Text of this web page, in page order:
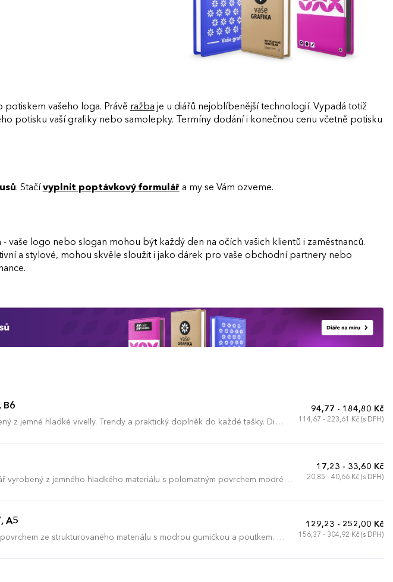
potiskem vašeho loga. Právě ražba je u diářů nejoblíbenější technologií. Vypadá totiž
potisku vaší grafiky nebo samolepky. Termíny dodání i konečnou cenu včetně potisku
. Stačí vyplnit poptávkový formulář a my se Vám ozveme.
logo nebo slogan mohou být každý den na očích vašich klientů i zaměstnanců.
a stylové, mohou skvěle sloužit i jako dárek pro vaše obchodní partnery nebo
B6
z jemné hladké vivelly. Trendy a praktický doplněk do každé tašky. Diář
94,77 - 184,80 Kč
114,67 - 223,61 Kč (s DPH)
vyrobený z jemného hladkého materiálu s polomatným povrchem modré
17,23 - 33,60 Kč
20,85 - 40,66 Kč (s DPH)
A5
ze strukturovaného materiálu s modrou gumičkou a poutkem. Je
129,23 - 252,00 Kč
156,37 - 304,92 Kč (s DPH)